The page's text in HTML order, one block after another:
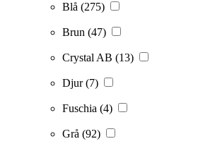
Blå (275)
Brun (47)
Crystal AB (13)
Djur(7)
Fuschia (4)
Grå (92)